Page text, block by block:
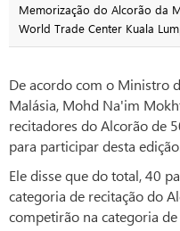
Memorização do Alcorão da
World Trade Center Kuala
De acordo com o Ministro
Malásia, Mohd Na'im
recitadores do Alcorão de
para participar desta
Ele disse que do total, 40
categoria de recitação do
competirão na categoria